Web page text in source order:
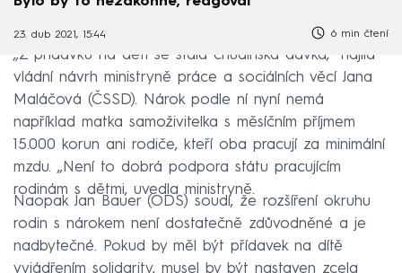
23. dub 2021, 15:44 6 min čtení
„Z přídavků na děti se stala chudinská dávka,“ hájila
vládní návrh ministryně práce a sociálních věcí Jana
Maláčová (ČSSD). Nárok podle ní nyní nemá
například matka samoživitelka s měsíčním příjmem
15.000 korun ani rodiče, kteří oba pracují za minimální
mzdu. „Není to dobrá podpora státu pracujícím
rodinám s dětmi, uvedla ministryně.
Naopak Jan Bauer (ODS) soudí, že rozšíření okruhu
rodin s nárokem není dostatečně zdůvodněné a je
nadbytečné. Pokud by měl být přídavek na dítě
vyjádřením solidarity, musel by být nastaven zcela